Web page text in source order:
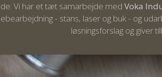
Vi har et tæt samarbejde med Voka
- stans, laser og buk - og
løsningsforslag og giver